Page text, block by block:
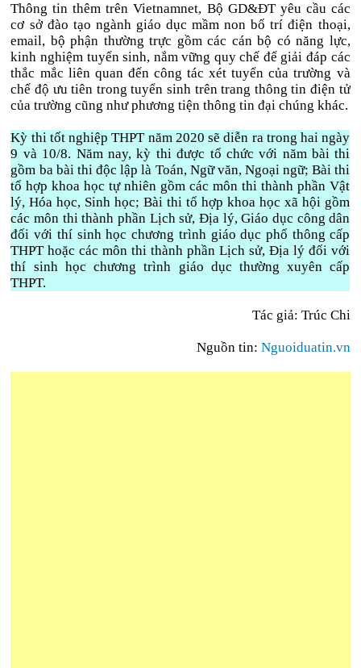
Thông tin thêm trên Vietnamnet, Bộ GD&ĐT yêu cầu các
cơ sở đào tạo ngành giáo dục mầm non bố trí điện thoại,
email, bộ phận thường trực gồm các cán bộ có năng lực,
kinh nghiệm tuyển sinh, nắm vững quy chế để giải đáp các
thắc mắc liên quan đến công tác xét tuyển của trường và
chế độ ưu tiên trong tuyển sinh trên trang thông tin điện tử
của trường cũng như phương tiện thông tin đại chúng khác.
Kỳ thi tốt nghiệp THPT năm 2020 sẽ diễn ra trong hai ngày
9 và 10/8. Năm nay, kỳ thi được tổ chức với năm bài thi
gồm ba bài thi độc lập là Toán, Ngữ văn, Ngoại ngữ; Bài thi
tổ hợp khoa học tự nhiên gồm các môn thi thành phần Vật
lý, Hóa học, Sinh học; Bài thi tổ hợp khoa học xã hội gồm
các môn thi thành phần Lịch sử, Địa lý, Giáo dục công dân
đối với thí sinh học chương trình giáo dục phổ thông cấp
THPT hoặc các môn thi thành phần Lịch sử, Địa lý đối với
thí sinh học chương trình giáo dục thường xuyên cấp
THPT.
Tác giả: Trúc Chi
Nguồn tin: Nguoiduatin.vn